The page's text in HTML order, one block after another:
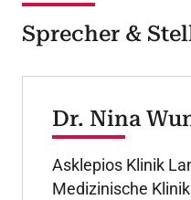
Sprecher &
Dr. Nina
Asklepios Klinik
Medizinische